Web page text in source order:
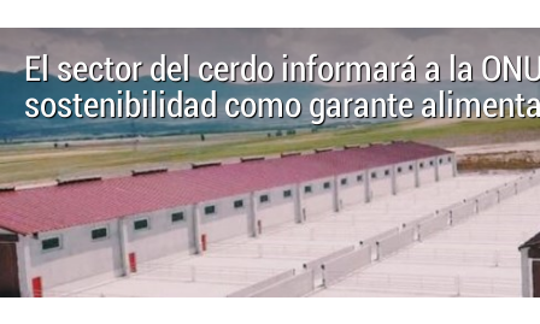
El sector del cerdo informará a la
sostenibilidad como garante